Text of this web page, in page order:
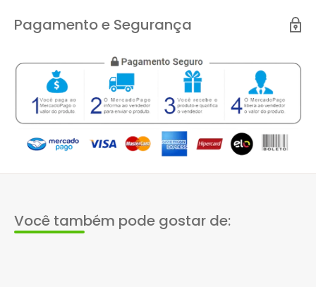
Pagamento e Segurança
Você também pode gostar de: